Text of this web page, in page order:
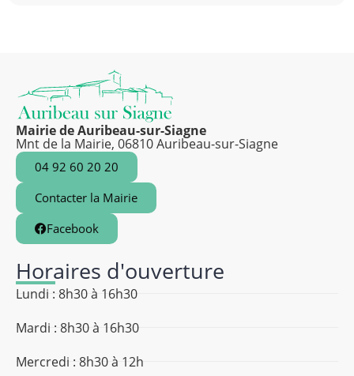
Mairie de Auribeau-sur-Siagne
Mnt de la Mairie, 06810 Auribeau-sur-Siagne
04 92 60 20 20
Contacter la Mairie
Facebook
Horaires d'ouverture
Lundi : 8h30 à 16h30
Mardi : 8h30 à 16h30
Mercredi : 8h30 à 12h